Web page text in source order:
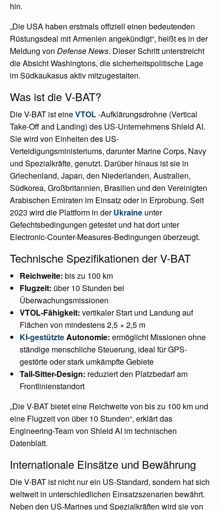
hin.
„Die USA haben erstmals offiziell einen bedeutenden
Rüstungsdeal mit Armenien angekündigt“, heißt es in der
Meldung von Defense News. Dieser Schritt unterstreicht
die Absicht Washingtons, die sicherheitspolitische Lage
im Südkaukasus aktiv mitzugestalten.
Was ist die V-BAT?
Die V-BAT ist eineVTOL-Aufklärungsdrohne (Vertical
Take-Off and Landing) des US-Unternehmens Shield AI.
Sie wird von Einheiten des US-
Verteidigungsministeriums, darunter Marine Corps, Navy
und Spezialkräfte, genutzt. Darüber hinaus ist sie in
Griechenland, Japan, den Niederlanden, Australien,
Südkorea, Großbritannien, Brasilien und den Vereinigten
Arabischen Emiraten im Einsatz oder in Erprobung. Seit
2023 wird die Plattform in derUkraine unter
Gefechtsbedingungen getestet und hat dort unter
Electronic-Counter-Measures-Bedingungen überzeugt.
Technische Spezifikationen der V-BAT
Reichweite: bis zu 100 km
Flugzeit: über 10 Stunden bei
Überwachungsmissionen
VTOL-Fähigkeit: vertikaler Start und Landung auf
Flächen von mindestens 2,5 × 2,5 m
KI-gestützteAutonomie: ermöglicht Missionen ohne
ständige menschliche Steuerung, ideal für GPS-
gestörte oder stark umkämpfte Gebiete
Tail-Sitter-Design: reduziert den Platzbedarf am
Frontlinienstandort
„Die V-BAT bietet eine Reichweite von bis zu 100 km und
eine Flugzeit von über 10 Stunden“, erklärt das
Engineering-Team von Shield AI im technischen
Datenblatt.
Internationale Einsätze und Bewährung
Die V-BAT ist nicht nur ein US-Standard, sondern hat sich
weltweit in unterschiedlichen Einsatzszenarien bewährt.
Neben den US-Marines und Spezialkräften wird sie von